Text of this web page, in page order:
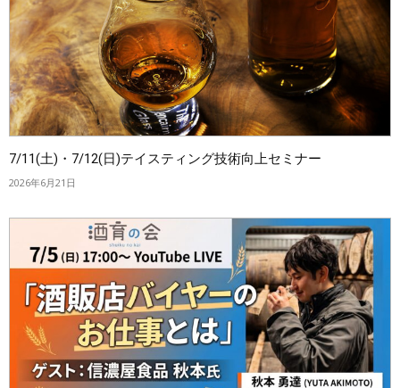
7/11(土)・7/12(日)テイスティング技術向上セミナー
2026年6月21日